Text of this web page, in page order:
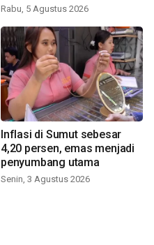
Rabu, 5 Agustus 2026
Inflasi di Sumut sebesar
4,20 persen, emas menjadi
penyumbang utama
Senin, 3 Agustus 2026